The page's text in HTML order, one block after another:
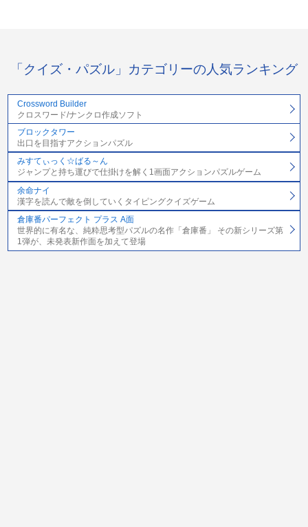
「クイズ・パズル」カテゴリーの人気ランキング
Crossword Builder
クロスワード/ナンクロ作成ソフト
ブロックタワー
出口を目指すアクションパズル
みすてぃっく☆ばる～ん
ジャンプと持ち運びで仕掛けを解く1画面アクションパズルゲーム
余命ナイ
漢字を読んで敵を倒していくタイピングクイズゲーム
倉庫番パーフェクト プラス A面
世界的に有名な、純粋思考型パズルの名作「倉庫番」 その新シリーズ第
1弾が、未発表新作面を加えて登場